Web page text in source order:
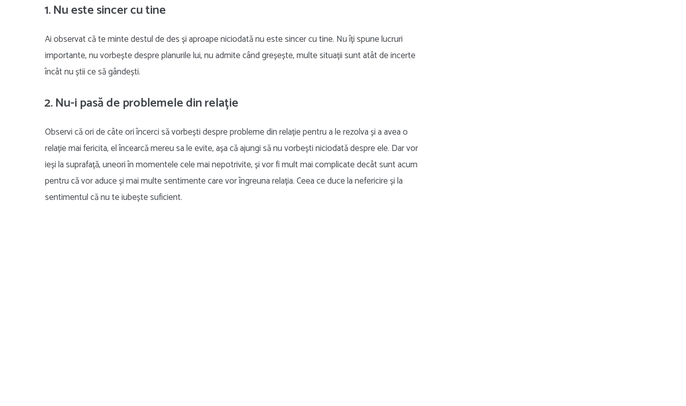
1. Nu este sincer cu tine
Ai observat că te minte destul de des și aproape niciodată nu este sincer cu tine. Nu îți spune lucruri
importante, nu vorbește despre planurile lui, nu admite când greșește, multe situații sunt atât de incerte
încât nu știi ce să gândești.
2. Nu-i pasă de problemele din relație
Observi că ori de câte ori încerci să vorbești despre probleme din relație pentru a le rezolva și a avea o
relație mai fericita, el încearcă mereu sa le evite, așa că ajungi să nu vorbești niciodată despre ele. Dar vor
ieși la suprafață, uneori în momentele cele mai nepotrivite, și vor fi mult mai complicate decât sunt acum
pentru că vor aduce și mai multe sentimente care vor îngreuna relația. Ceea ce duce la nefericire și la
sentimentul că nu te iubește suficient.